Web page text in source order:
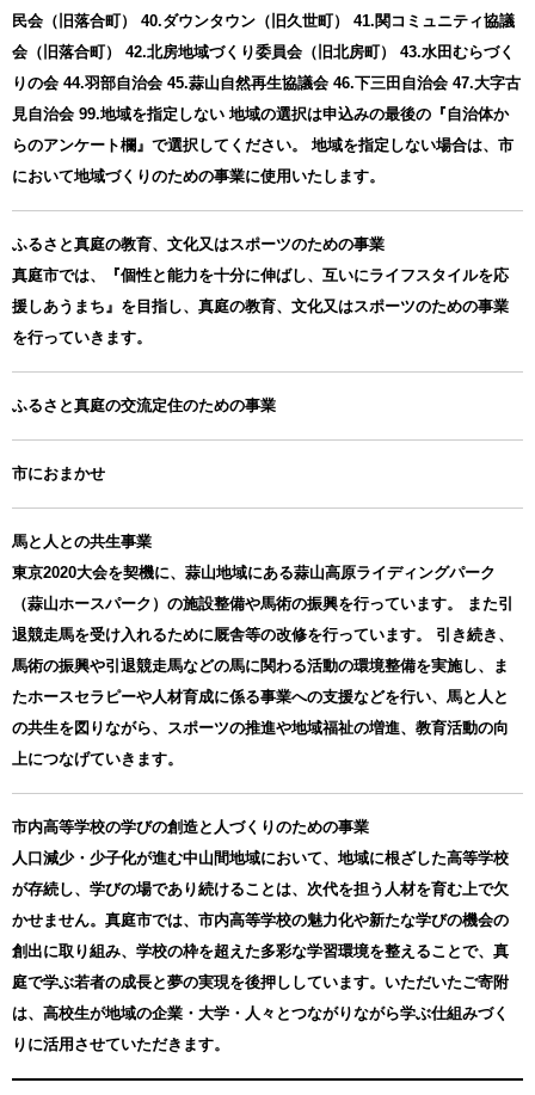
民会（旧落合町） 40.ダウンタウン（旧久世町） 41.関コミュニティ協議
会（旧落合町） 42.北房地域づくり委員会（旧北房町） 43.水田むらづく
りの会 44.羽部自治会 45.蒜山自然再生協議会 46.下三田自治会 47.大字古
見自治会 99.地域を指定しない 地域の選択は申込みの最後の『自治体か
らのアンケート欄』で選択してください。 地域を指定しない場合は、市
において地域づくりのための事業に使用いたします。
ふるさと真庭の教育、文化又はスポーツのための事業
真庭市では、『個性と能力を十分に伸ばし、互いにライフスタイルを応
援しあうまち』を目指し、真庭の教育、文化又はスポーツのための事業
を行っていきます。
ふるさと真庭の交流定住のための事業
市におまかせ
馬と人との共生事業
東京2020大会を契機に、蒜山地域にある蒜山高原ライディングパーク
（蒜山ホースパーク）の施設整備や馬術の振興を行っています。 また引
退競走馬を受け入れるために厩舎等の改修を行っています。 引き続き、
馬術の振興や引退競走馬などの馬に関わる活動の環境整備を実施し、ま
たホースセラピーや人材育成に係る事業への支援などを行い、馬と人と
の共生を図りながら、スポーツの推進や地域福祉の増進、教育活動の向
上につなげていきます。
市内高等学校の学びの創造と人づくりのための事業
人口減少・少子化が進む中山間地域において、地域に根ざした高等学校
が存続し、学びの場であり続けることは、次代を担う人材を育む上で欠
かせません。真庭市では、市内高等学校の魅力化や新たな学びの機会の
創出に取り組み、学校の枠を超えた多彩な学習環境を整えることで、真
庭で学ぶ若者の成長と夢の実現を後押ししています。いただいたご寄附
は、高校生が地域の企業・大学・人々とつながりながら学ぶ仕組みづく
りに活用させていただきます。